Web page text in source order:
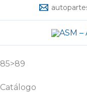
al
85>89
Catálogo